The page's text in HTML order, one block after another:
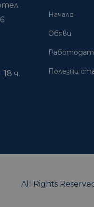
ч.
Начало
Обяви
Полезни
All Rights